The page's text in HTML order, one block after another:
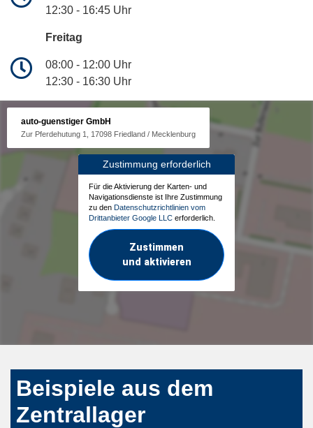
12:30 - 16:45 Uhr
Freitag
08:00 - 12:00 Uhr
12:30 - 16:30 Uhr
auto-guenstiger GmbH
Zur Pferdehutung 1, 17098 Friedland / Mecklenburg
Zustimmung erforderlich
Für die Aktivierung der Karten- und
Navigationsdienste ist Ihre Zustimmung
zu den Datenschutzrichtlinien vom
Drittanbieter Google LLC erforderlich.
Zustimmen
und aktivieren
Beispiele aus dem
Zentrallager